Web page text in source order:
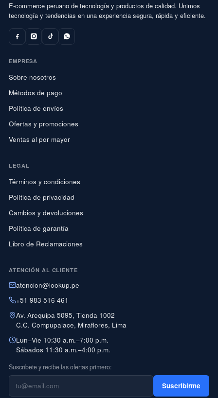
E-commerce peruano de tecnología y productos de calidad. Unimos
tecnología y tendencias en una experiencia segura, rápida y eficiente.
EMPRESA
Sobre nosotros
Métodos de pago
Política de envíos
Ofertas y promociones
Ventas al por mayor
LEGAL
Términos y condiciones
Política de privacidad
Cambios y devoluciones
Política de garantía
Libro de Reclamaciones
ATENCIÓN AL CLIENTE
atencion@lookup.pe
+51 983 516 461
Av. Arequipa 5095, Tienda 1002
C.C. Compupalace, Miraflores, Lima
Lun–Vie 10:30 a.m.–7:00 p.m.
Sábados 11:30 a.m.–4:00 p.m.
Suscríbete y recibe las ofertas primero:
Suscribirme